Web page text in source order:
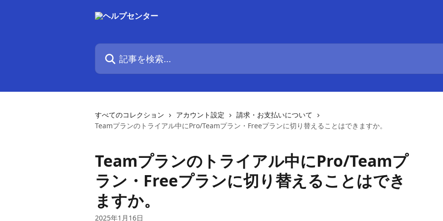
記事を検索...
すべてのコレクション アカウント設定
請求・お支払いについて
Teamプランのトライアル中にPro/Teamプラン・Freeプランに切り替えることはできますか。
Teamプランのトライアル中にPro/Teamプ
ラン・Freeプランに切り替えることはでき
ますか。
2025年1月16日